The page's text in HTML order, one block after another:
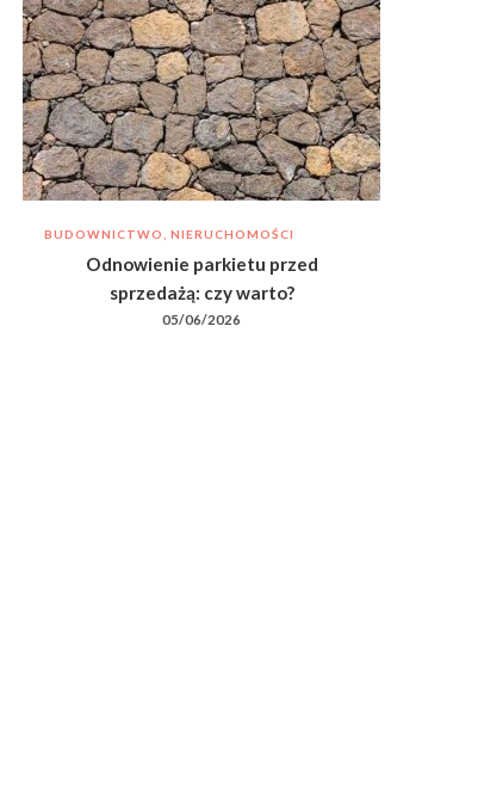
BUDOWNICTWO, NIERUCHOMOŚCI
Odnowienie parkietu przed
sprzedażą: czy warto?
05/06/2026